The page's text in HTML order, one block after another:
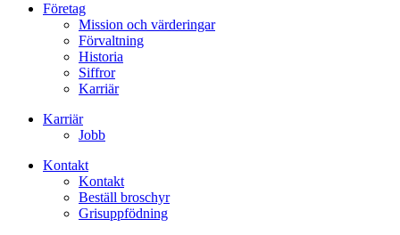
Företag
Mission och värderingar
Förvaltning
Historia
Siffror
Karriär
Karriär
Jobb
Kontakt
Kontakt
Beställ broschyr
Grisuppfödning